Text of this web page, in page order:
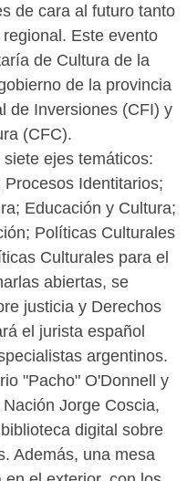
de cara al futuro tanto
Este evento
de Cultura de la
de la provincia
de Inversiones (CFI) y
(CFC).
ejes temáticos:
Identitarios;
Educación y Cultura;
Políticas Culturales
Culturales para el
abiertas, se
justicia y Derechos
el jurista español
argentinos.
"Pacho" O'Donnell y
Jorge Coscia,
digital sobre
Además, una mesa